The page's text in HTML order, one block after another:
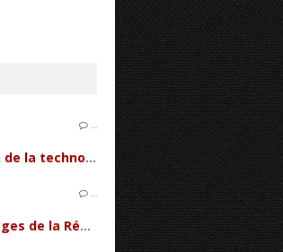
…
L'évolution de la technologie des écrans pliables
…
Les avantages de la Réalité Augmentée sur smartphones